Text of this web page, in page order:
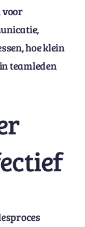
voor
hoe klein
teamleden